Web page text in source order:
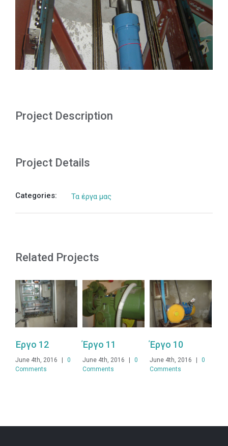
Project Description
Project Details
Categories: Τα έργα μας
Related Projects
Έργο 12
June 4th, 2016
0
Comments
Έργο 11
June 4th, 2016
0
Comments
Έργο 10
June 4th, 2016
0
Comments